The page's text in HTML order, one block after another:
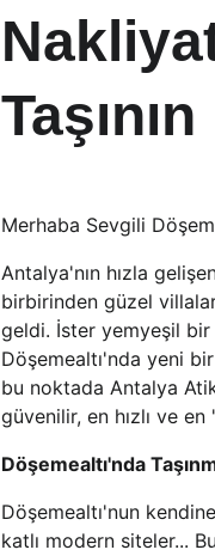
Taşının
Merhaba Sevgili
Antalya'nın hızla
birbirinden güzel
geldi. İster yemyeşil bir
Döşemealtı'nda yeni
bu noktada Antalya
güvenilir, en hızlı ve en
Döşemealtı'nda
Döşemealtı'nun
katlı modern siteler...